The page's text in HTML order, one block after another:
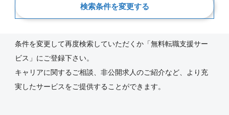
検索条件を変更する
条件を変更して再度検索していただくか「無料転職支援サー
ビス」にご登録下さい。
キャリアに関するご相談、非公開求人のご紹介など、より充
実したサービスをご提供することができます。